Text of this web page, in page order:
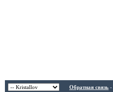
Обратная связь -